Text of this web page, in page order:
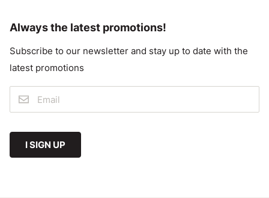
Always the latest promotions!
Subscribe to our newsletter and stay up to date with the
latest promotions
I SIGN UP